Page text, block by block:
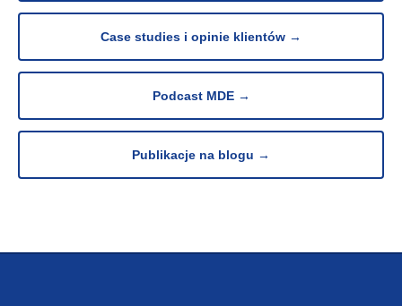
Case studies i opinie klientów →
Podcast MDE →
Publikacje na blogu →